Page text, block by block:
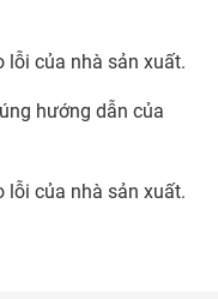
lỗi của nhà sản xuất.
hướng dẫn của
lỗi của nhà sản xuất.